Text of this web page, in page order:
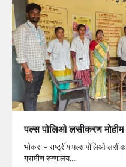
पल्स पोलिओ लसीकरण
भोकर :- राष्ट्रीय पल्स पोलिओ
ग्रामीण रुग्णालय…